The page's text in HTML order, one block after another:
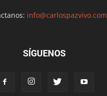
info@carlospazvivo.com
SÍGUENOS